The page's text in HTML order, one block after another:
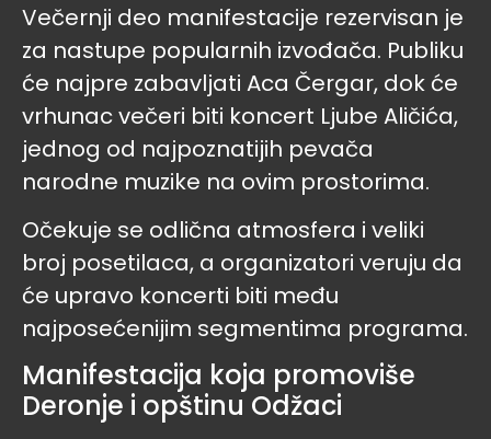
Večernji deo manifestacije rezervisan je
za nastupe popularnih izvođača. Publiku
će najpre zabavljati Aca Čergar, dok će
vrhunac večeri biti koncert Ljube Aličića,
jednog od najpoznatijih pevača
narodne muzike na ovim prostorima.
Očekuje se odlična atmosfera i veliki
broj posetilaca, a organizatori veruju da
će upravo koncerti biti među
najposećenijim segmentima programa.
Manifestacija koja promoviše
Deronje i opštinu Odžaci